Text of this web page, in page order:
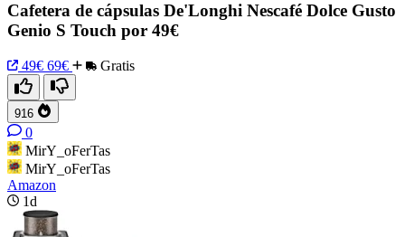
Cafetera de cápsulas De'Longhi Nescafé Dolce Gusto
Genio S Touch por 49€
49€ 69€ Gratis
916
0
MirY_oFerTas
MirY_oFerTas
Amazon
1d